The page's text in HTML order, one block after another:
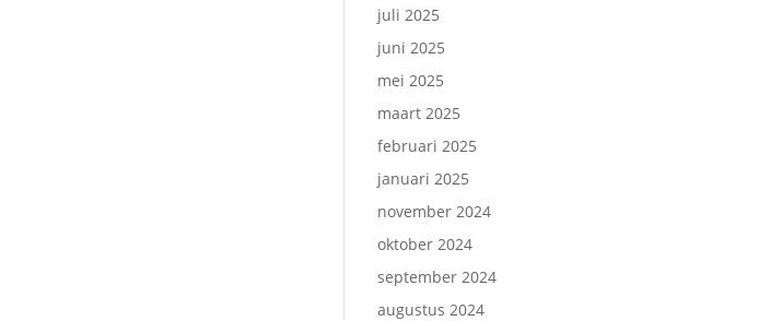
juli 2025
juni 2025
mei 2025
maart 2025
februari 2025
januari 2025
november 2024
oktober 2024
september 2024
augustus 2024